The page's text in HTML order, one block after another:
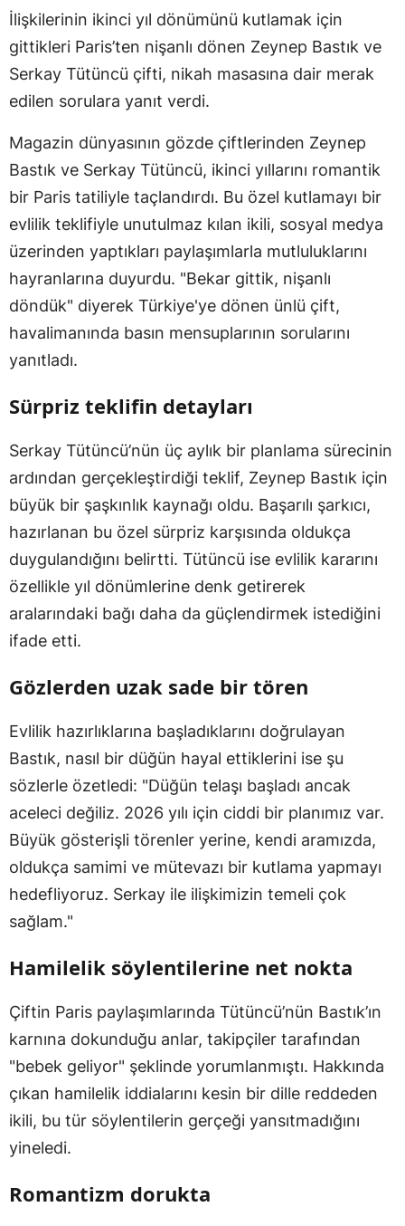
İlişkilerinin ikinci yıl dönümünü kutlamak için
gittikleri Paris’ten nişanlı dönen Zeynep Bastık ve
Serkay Tütüncü çifti, nikah masasına dair merak
edilen sorulara yanıt verdi.
Magazin dünyasının gözde çiftlerinden Zeynep
Bastık ve Serkay Tütüncü, ikinci yıllarını romantik
bir Paris tatiliyle taçlandırdı. Bu özel kutlamayı bir
evlilik teklifiyle unutulmaz kılan ikili, sosyal medya
üzerinden yaptıkları paylaşımlarla mutluluklarını
hayranlarına duyurdu. "Bekar gittik, nişanlı
döndük" diyerek Türkiye'ye dönen ünlü çift,
havalimanında basın mensuplarının sorularını
yanıtladı.
Sürpriz teklifin detayları
Serkay Tütüncü’nün üç aylık bir planlama sürecinin
ardından gerçekleştirdiği teklif, Zeynep Bastık için
büyük bir şaşkınlık kaynağı oldu. Başarılı şarkıcı,
hazırlanan bu özel sürpriz karşısında oldukça
duygulandığını belirtti. Tütüncü ise evlilik kararını
özellikle yıl dönümlerine denk getirerek
aralarındaki bağı daha da güçlendirmek istediğini
ifade etti.
Gözlerden uzak sade bir tören
Evlilik hazırlıklarına başladıklarını doğrulayan
Bastık, nasıl bir düğün hayal ettiklerini ise şu
sözlerle özetledi: "Düğün telaşı başladı ancak
aceleci değiliz. 2026 yılı için ciddi bir planımız var.
Büyük gösterişli törenler yerine, kendi aramızda,
oldukça samimi ve mütevazı bir kutlama yapmayı
hedefliyoruz. Serkay ile ilişkimizin temeli çok
sağlam."
Hamilelik söylentilerine net nokta
Çiftin Paris paylaşımlarında Tütüncü’nün Bastık’ın
karnına dokunduğu anlar, takipçiler tarafından
"bebek geliyor" şeklinde yorumlanmıştı. Hakkında
çıkan hamilelik iddialarını kesin bir dille reddeden
ikili, bu tür söylentilerin gerçeği yansıtmadığını
yineledi.
Romantizm dorukta